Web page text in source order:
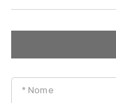
* Nome
1
3